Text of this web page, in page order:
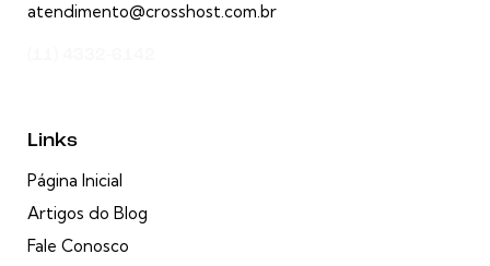
atendimento@crosshost.com.br
Links
Página Inicial
Artigos do Blog
Fale Conosco